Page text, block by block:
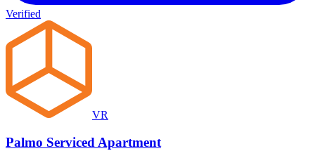
Verified
VR
Palmo Serviced Apartment